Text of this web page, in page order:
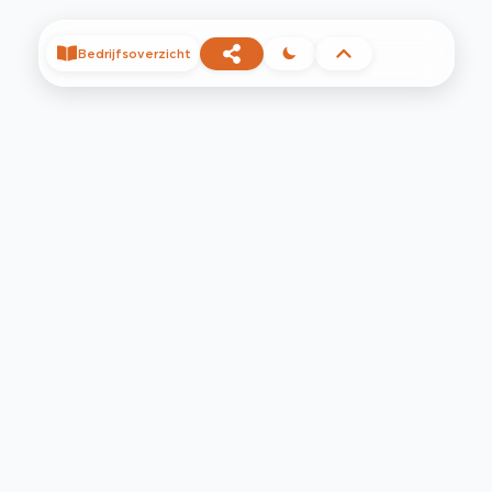
Bedrijfsoverzicht